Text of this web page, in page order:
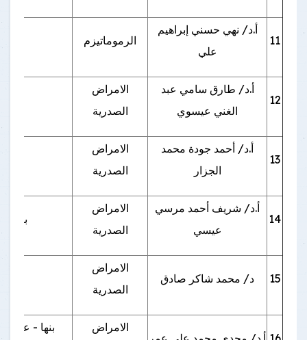
11
أ.د/ نهي حسني إبراهيم
علي
الرموماتيزم
12
أ.د/ طارق سامي عبد
الغني عيسوي
الامراض
الصدرية
13
أ.د/ أحمد جودة محمد
الجزار
الامراض
الصدرية
14
أ.د/ شريف أحمد مرسي
عيسي
الامراض
الصدرية
بنها
15 د/ محمد شاكر صادق
الامراض
الصدرية
الامراض بنها -